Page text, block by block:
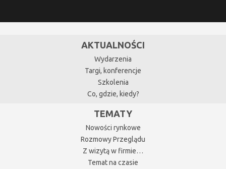
AKTUALNOŚCI
Wydarzenia
Targi, konferencje
Szkolenia
Co, gdzie, kiedy?
TEMATY
Nowości rynkowe
Rozmowy Przeglądu
Z wizytą w firmie…
Temat na czasie